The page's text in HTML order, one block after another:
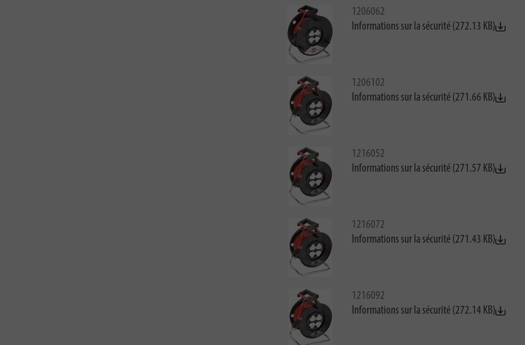
1206062
Informations sur la sécurité (272.13 KB)
1206102
Informations sur la sécurité (271.66 KB)
1216052
Informations sur la sécurité (271.57 KB)
1216072
Informations sur la sécurité (271.43 KB)
1216092
Informations sur la sécurité (272.14 KB)